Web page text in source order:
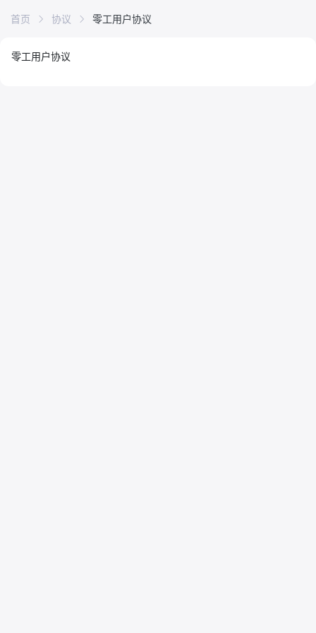
首页 协议 零工用户协议
零工用户协议